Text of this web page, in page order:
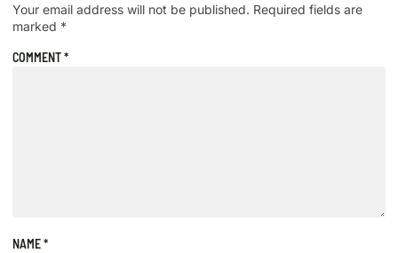
Your email address will not be published. Required fields are
marked *
COMMENT*
NAME*